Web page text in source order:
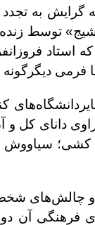
به تجدد
توسط
که استاد
فرمی
دانای کل و
کشی؛ سیاووش
و چالش‌های
فرهنگی